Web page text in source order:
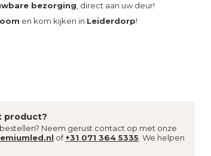
bezorging , direct aan uw deur!
en kom kijken in Leiderdorp!
product?
Neem gerust contact op met onze
of+31 071 364 5335 . We helpen